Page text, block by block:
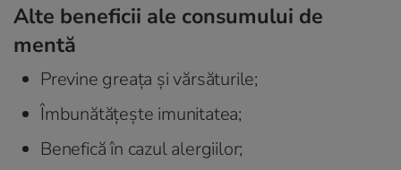
Alte beneficii ale consumului de
mentă
Previne greața și vărsăturile;
Îmbunătățește imunitatea;
Benefică în cazul alergiilor;